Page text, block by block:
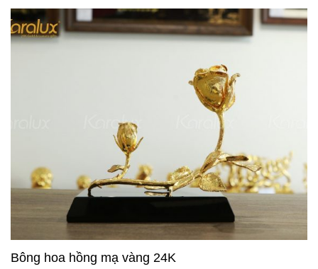
Bông hoa hồng mạ vàng 24K